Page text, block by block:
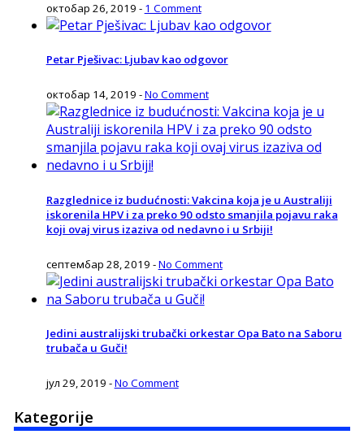
октобар 26, 2019 - 1 Comment
Petar Pješivac: Ljubav kao odgovor
октобар 14, 2019 -No Comment
Razglednice iz budućnosti: Vakcina koja je u Australiji
iskorenila HPV i za preko 90 odsto smanjila pojavu raka
koji ovaj virus izaziva od nedavno i u Srbiji!
септембар 28, 2019 -No Comment
Jedini australijski trubački orkestar Opa Bato na Saboru
trubača u Guči!
јул 29, 2019 -No Comment
Kategorije